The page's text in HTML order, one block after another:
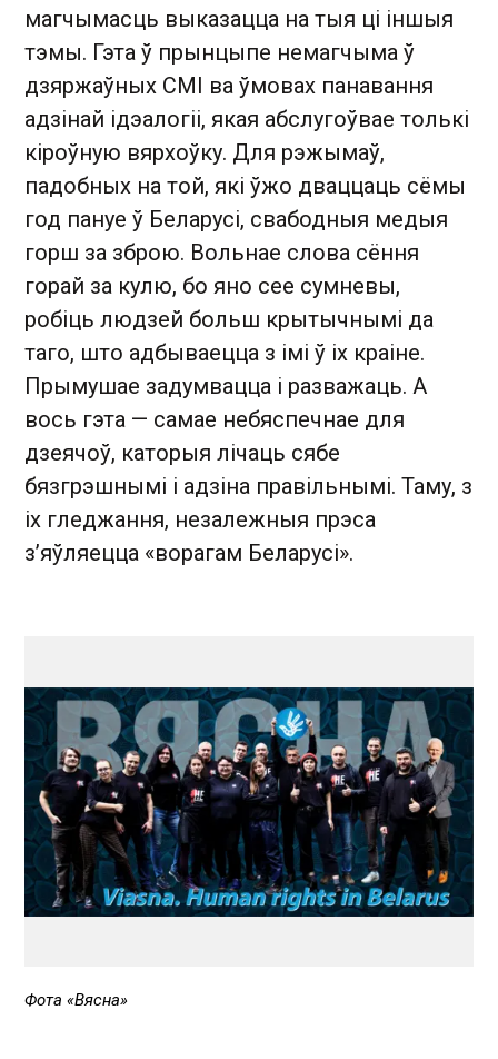
магчымасць выказацца на тыя ці іншыя
тэмы. Гэта ў прынцыпе немагчыма ў
дзяржаўных СМІ ва ўмовах панавання
адзінай ідэалогіі, якая абслугоўвае толькі
кіроўную вярхоўку. Для рэжымаў,
падобных на той, які ўжо дваццаць сёмы
год пануе ў Беларусі, свабодныя медыя
горш за зброю. Вольнае слова сёння
горай за кулю, бо яно сее сумневы,
робіць людзей больш крытычнымі да
таго, што адбываецца з імі ў іх краіне.
Прымушае задумвацца і разважаць. А
вось гэта — самае небяспечнае для
дзеячоў, каторыя лічаць сябе
бязгрэшнымі і адзіна правільнымі. Таму, з
іх гледжання, незалежныя прэса
з’яўляецца «ворагам Беларусі».
Фота «Вясна»